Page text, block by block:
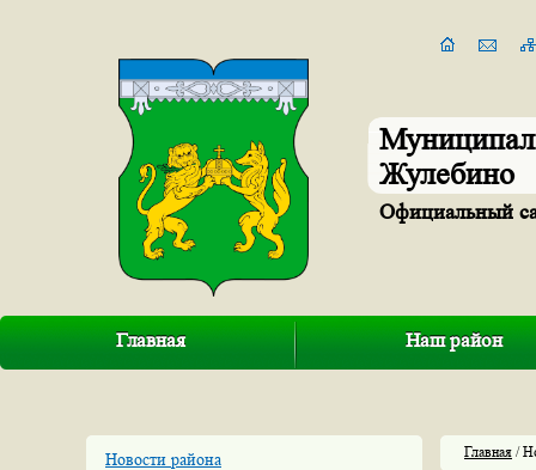
Жулебино
Официальный
Главная Наш район
Новости района
Главная /